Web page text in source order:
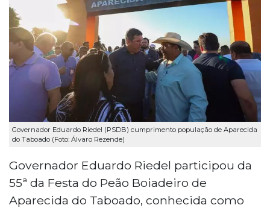
Governador Eduardo Riedel (PSDB) cumprimento população de Aparecida
do Taboado (Foto: Álvaro Rezende)
Governador Eduardo Riedel participou da
55ª da Festa do Peão Boiadeiro de
Aparecida do Taboado, conhecida como